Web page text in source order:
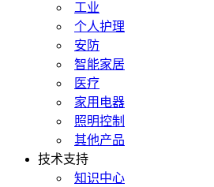
工业
个人护理
安防
智能家居
医疗
家用电器
照明控制
其他产品
技术支持
知识中心